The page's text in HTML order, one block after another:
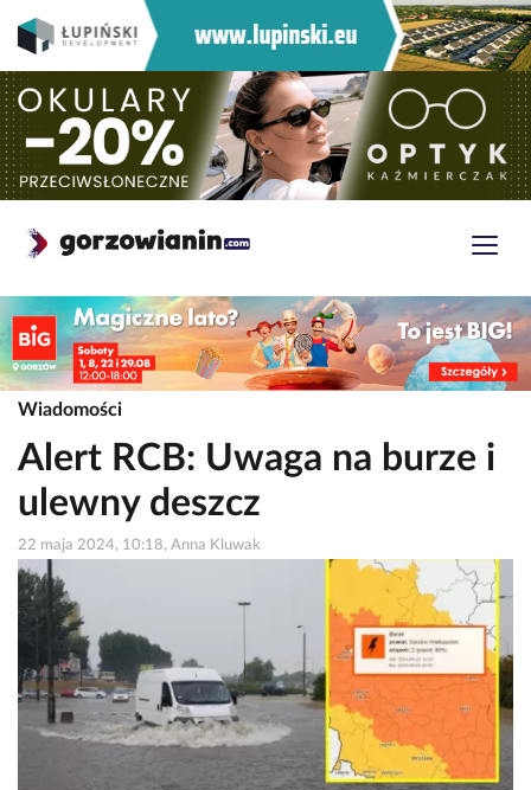
Wiadomości
Alert RCB: Uwaga na burze i
ulewny deszcz
22 maja 2024, 10:18, Anna Kluwak